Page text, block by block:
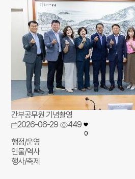
간부공무원 기념촬영
2026-06-29
449
0
행정/운영
인물/역사
행사/축제